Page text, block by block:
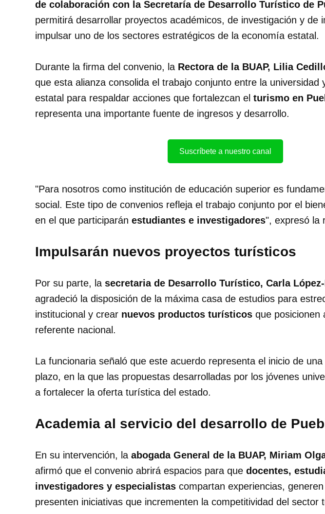
de colaboración con la Secretaría de Desarrollo Turístico de
permitirá desarrollar proyectos académicos, de investigación y de
impulsar uno de los sectores estratégicos de la economía estatal.
Durante la firma del convenio, la Rectora de la BUAP, Lilia
que esta alianza consolida el trabajo conjunto entre la universidad
estatal para respaldar acciones que fortalezcan el turismo en
representa una importante fuente de ingresos y desarrollo.
Suscríbete a nuestro canal
"Para nosotros como institución de educación superior es
social. Este tipo de convenios refleja el trabajo conjunto por el
en el que participarán estudiantes e investigadores", expresó la
Impulsarán nuevos proyectos turísticos
Por su parte, la secretaria de Desarrollo Turístico, Carla
agradeció la disposición de la máxima casa de estudios para
institucional y crear nuevos productos turísticos que posicionen
referente nacional.
La funcionaria señaló que este acuerdo representa el inicio de
plazo, en la que las propuestas desarrolladas por los jóvenes
a fortalecer la oferta turística del estado.
Academia al servicio del desarrollo de
En su intervención, la abogada General de la BUAP, Miriam
afirmó que el convenio abrirá espacios para que docentes,
investigadores y especialistas compartan experiencias,
presenten iniciativas que incrementen la competitividad del sector